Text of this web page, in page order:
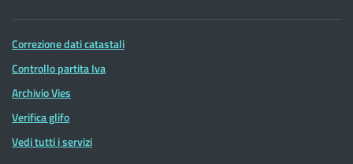
Correzione dati catastali
Controllo partita Iva
Archivio Vies
Verifica glifo
Vedi tutti i servizi